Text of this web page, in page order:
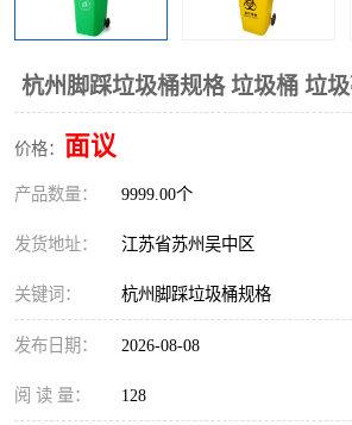
杭州脚踩垃圾桶规格 垃圾桶 垃
价格： 面议
产品数量： 9999.00个
发货地址： 江苏省苏州吴中区
关键词： 杭州脚踩垃圾桶规格
发布日期： 2026-08-08
阅 读 量： 128